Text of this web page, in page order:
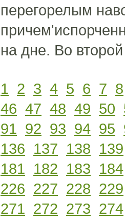
перегорелым
на дне. Во
1 2 3 4 5 6 7 8
46 47 48 49 50
91 92 93 94 95
136 137 138 139
181 182 183 184
226 227 228 229
271 272 273 274